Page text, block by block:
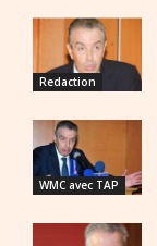
Redaction
WMC avec TAP